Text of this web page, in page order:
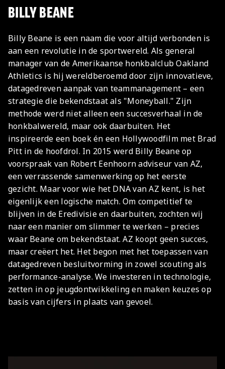
BILLY BEANE
Billy Beane is een naam die voor altijd verbonden is
aan een revolutie in de sportwereld. Als general
manager van de Amerikaanse honkbalclub Oakland
Athletics is hij wereldberoemd door zijn innovatieve,
datagedreven aanpak van teammanagement – een
strategie die bekendstaat als "Moneyball." Zijn
methode werd niet alleen een succesverhaal in de
honkbalwereld, maar ook daarbuiten. Het
inspireerde een boek én een Hollywoodfilm met Brad
Pitt in de hoofdrol. In 2015 werd Billy Beane op
voorspraak van Robert Eenhoorn adviseur van AZ,
een verrassende samenwerking op het eerste
gezicht. Maar voor wie het DNA van AZ kent, is het
eigenlijk een logische match. Om competitief te
blijven in de Eredivisie en daarbuiten, zochten wij
naar een manier om slimmer te werken – precies
waar Beane om bekendstaat. AZ koopt geen succes,
maar creëert het. Het begon met het toepassen van
datagedreven besluitvorming in zowel scouting als
performance-analyse. We investeren in technologie,
zetten in op jeugdontwikkeling en maken keuzes op
basis van cijfers in plaats van gevoel.